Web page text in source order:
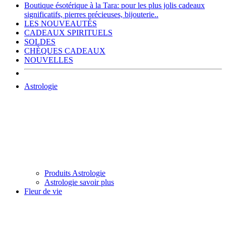
Boutique ésotérique à la Tara: pour les plus jolis cadeaux
significatifs, pierres précieuses, bijouterie..
LES NOUVEAUTÉS
CADEAUX SPIRITUELS
SOLDES
CHÈQUES CADEAUX
NOUVELLES
Astrologie
Produits Astrologie
Astrologie savoir plus
Fleur de vie